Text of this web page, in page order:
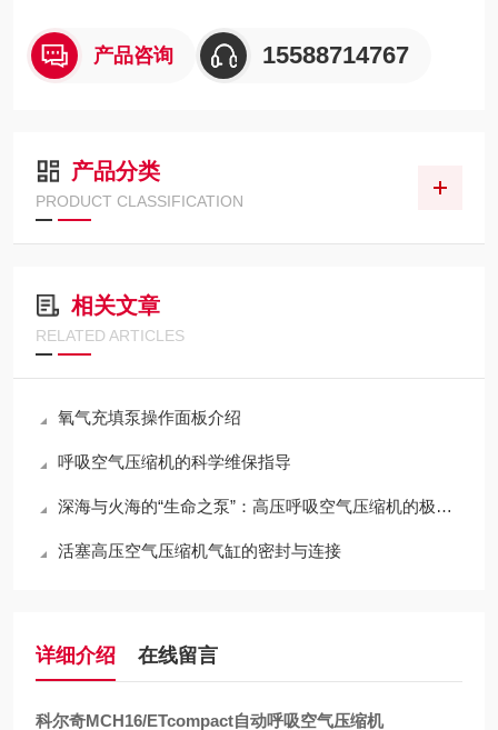
产品咨询 15588714767
产品分类
PRODUCT CLASSIFICATION
相关文章
RELATED ARTICLES
氧气充填泵操作面板介绍
呼吸空气压缩机的科学维保指导
深海与火海的“生命之泵”：高压呼吸空气压缩机的极限压缩与净化哲学
活塞高压空气压缩机气缸的密封与连接
详细介绍 在线留言
科尔奇MCH16/ETcompact自动呼吸空气压缩机